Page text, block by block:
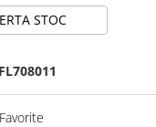
STOC
FL708011